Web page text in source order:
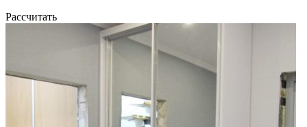
Рассчитать